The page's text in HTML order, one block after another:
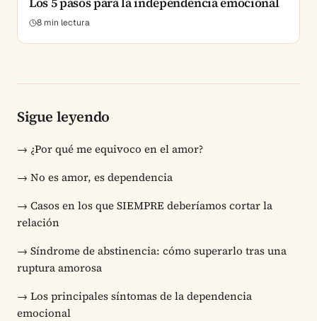
8 min lectura
Sigue leyendo
→ ¿Por qué me equivoco en el amor?
→ No es amor, es dependencia
→ Casos en los que SIEMPRE deberíamos cortar la
relación
→ Síndrome de abstinencia: cómo superarlo tras una
ruptura amorosa
→ Los principales síntomas de la dependencia
emocional